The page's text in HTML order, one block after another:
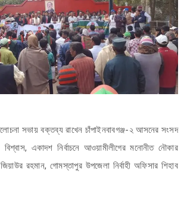
সভায় বক্তব্য রাখেন চাঁপাইনবাবগঞ্জ-২ আসনের সংসদ
একাদশ নির্বাচনে আওয়ামীলীগের মনোনীত নৌকার
রহমান, গোমস্তাপুর উপজেলা নির্বাহী অফিসার শিহাব